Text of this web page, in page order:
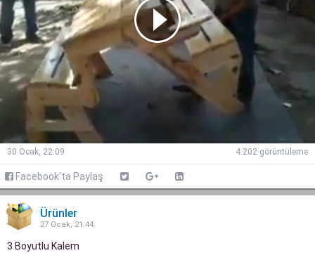
30 Ocak, 22:09 4.202 görüntüleme
Facebook'ta Paylaş
Ürünler
27 Ocak, 21:44
3 Boyutlu Kalem